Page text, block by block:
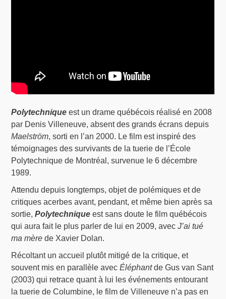
Polytechnique est un drame québécois réalisé en 2008
par Denis Villeneuve, absent des grands écrans depuis
Maelström, sorti en l’an 2000. Le film est inspiré des
témoignages des survivants de la tuerie de l’École
Polytechnique de Montréal, survenue le 6 décembre
1989.
Attendu depuis longtemps, objet de polémiques et de
critiques acerbes avant, pendant, et même bien après sa
sortie,Polytechnique est sans doute le film québécois
qui aura fait le plus parler de lui en 2009, avecJ’ai tué
ma mère de Xavier Dolan.
Récoltant un accueil plutôt mitigé de la critique, et
souvent mis en parallèle avecÉléphantde Gus van Sant
(2003) qui retrace quant à lui les événements entourant
la tuerie de Columbine, le film de Villeneuve n’a pas en